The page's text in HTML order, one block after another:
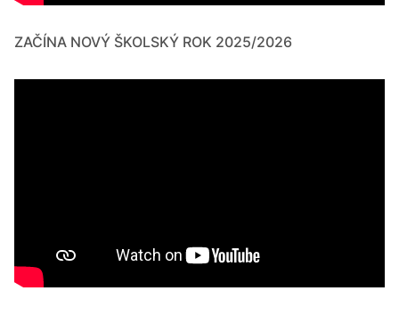
ZAČÍNA NOVÝ ŠKOLSKÝ ROK 2025/2026